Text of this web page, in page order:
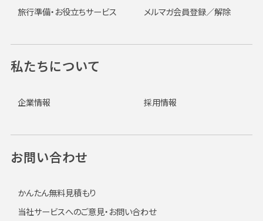
旅行準備・お役立ちサービス
メルマガ会員登録／解除
私たちについて
企業情報 採用情報
お問い合わせ
かんたん無料見積もり
当社サービスへのご意見・お問い合わせ